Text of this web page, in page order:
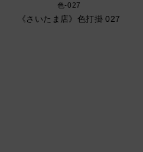
色-027
《さいたま店》色打掛 027